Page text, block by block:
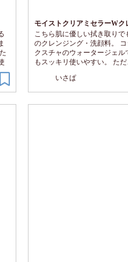
モイストクリアミセラーW
こちら肌に優しい拭き取り
のクレンジング・洗顔料。
クスチャのウォータージェ
もスッキリ使いやすい。 た
め。 拭き取りだとダイレク
しています。 それでも残り
しキシキシする。 これが気
いさぱ